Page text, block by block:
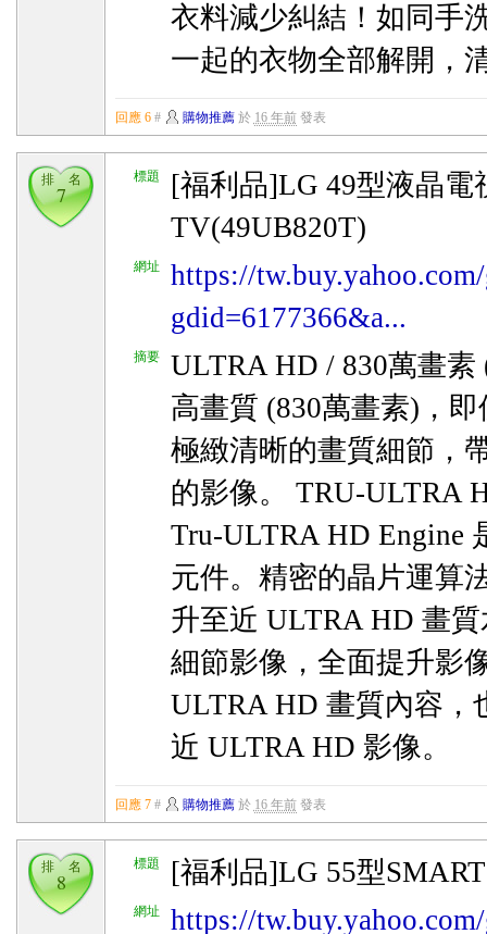
衣料減少糾結！如同手
一起的衣物全部解開，
回應 6 # 購物推薦於 16 年前發表
標題
[福利品]LG 49型液晶電
TV(49UB820T)
網址
https://
gdid=6177366&a...
摘要
ULTRA HD / 830萬畫
高畫質 (830萬畫素)，
極緻清晰的畫質細節，
的影像。 TRU-ULTRA
Tru-ULTRA HD Engine
元件。精密的晶片運算
升至近 ULTRA HD 畫
細節影像，全面提升影
ULTRA HD 畫質內容，
近 ULTRA HD 影像。
排 名
7
回應 7 # 購物推薦於 16 年前發表
標題 [福利品]LG 55型
網址
https://
排 名
8